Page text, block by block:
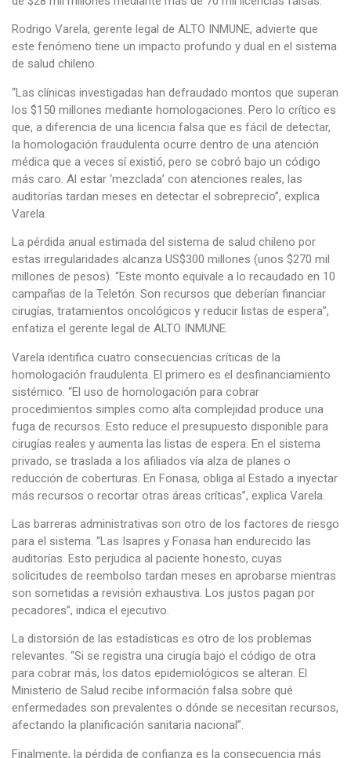
Rodrigo Varela, gerente legal de ALTO INMUNE, advierte que
este fenómeno tiene un impacto profundo y dual en el sistema
de salud chileno.
“Las clínicas investigadas han defraudado montos que superan
los $150 millones mediante homologaciones. Pero lo crítico es
que, a diferencia de una licencia falsa que es fácil de detectar,
la homologación fraudulenta ocurre dentro de una atención
médica que a veces sí existió, pero se cobró bajo un código
más caro. Al estar ‘mezclada’ con atenciones reales, las
auditorías tardan meses en detectar el sobreprecio”, explica
Varela.
La pérdida anual estimada del sistema de salud chileno por
estas irregularidades alcanza US$300 millones (unos $270 mil
millones de pesos). “Este monto equivale a lo recaudado en 10
campañas de la Teletón. Son recursos que deberían financiar
cirugías, tratamientos oncológicos y reducir listas de espera”,
enfatiza el gerente legal de ALTO INMUNE.
Varela identifica cuatro consecuencias críticas de la
homologación fraudulenta. El primero es el desfinanciamiento
sistémico. “El uso de homologación para cobrar
procedimientos simples como alta complejidad produce una
fuga de recursos. Esto reduce el presupuesto disponible para
cirugías reales y aumenta las listas de espera. En el sistema
privado, se traslada a los afiliados vía alza de planes o
reducción de coberturas. En Fonasa, obliga al Estado a inyectar
más recursos o recortar otras áreas críticas”, explica Varela.
Las barreras administrativas son otro de los factores de riesgo
para el sistema. “Las Isapres y Fonasa han endurecido las
auditorías. Esto perjudica al paciente honesto, cuyas
solicitudes de reembolso tardan meses en aprobarse mientras
son sometidas a revisión exhaustiva. Los justos pagan por
pecadores”, indica el ejecutivo.
La distorsión de las estadísticas es otro de los problemas
relevantes. “Si se registra una cirugía bajo el código de otra
para cobrar más, los datos epidemiológicos se alteran. El
Ministerio de Salud recibe información falsa sobre qué
enfermedades son prevalentes o dónde se necesitan recursos,
afectando la planificación sanitaria nacional”.
Finalmente, la pérdida de confianza es la consecuencia más